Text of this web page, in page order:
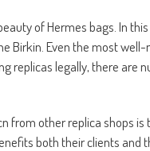
of Hermes bags. In
Birkin. Even the most well-
replicas legally, there are
from other replica shops
both their clients